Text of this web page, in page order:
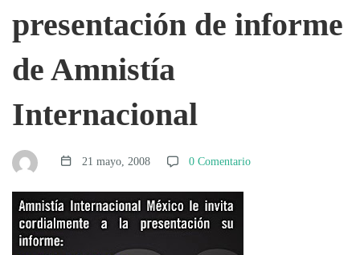
a
presentación
de
informe
de
presentación de informe
de Amnistía
Internacional
21 mayo, 2008 0 Comentario